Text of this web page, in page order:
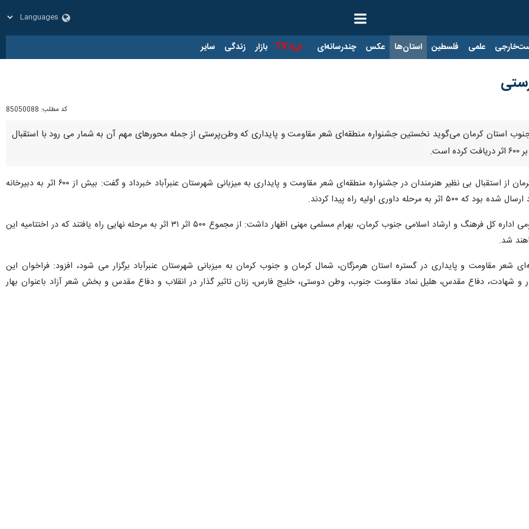
علمی فلسطین استان‌ها عکس چندرسانه‌ای ایرنا TV بازار زندگی سایر
کد مطلب: 85050088